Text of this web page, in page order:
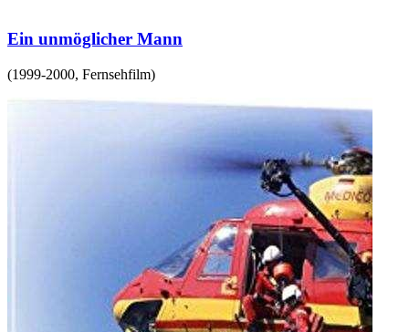
Ein unmöglicher Mann
(1999-2000, Fernsehfilm)